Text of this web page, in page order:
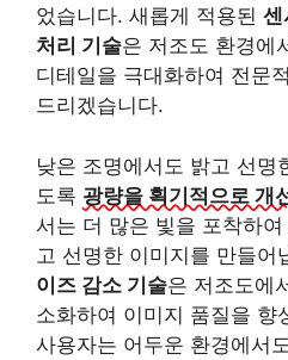
었습니다. 새롭게 적용된 센
처리 기술은 저조도 환경에
디테일을 극대화하여 전문
드리겠습니다.
낮은 조명에서도 밝고 선명
도록 광량을 획기적으로 개
서는 더 많은 빛을 포착하
고 선명한 이미지를 만들어
이즈 감소 기술은 저조도에
소화하여 이미지 품질을 향
사용자는 어두운 환경에서